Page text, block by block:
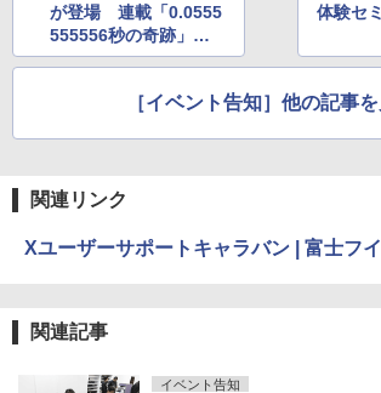
が登場 連載「0.0555
555556秒の奇跡」が
トークショーに
体験セ
［イベント告知］他の記事
関連リンク
Xユーザーサポートキャラバン | 富士フ
関連記事
イベント告知